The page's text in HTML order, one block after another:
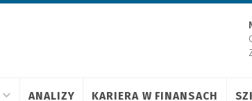
ANALIZY KARIERA W FINANSACH